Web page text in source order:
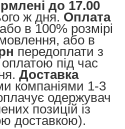
до 17.00
ж дня. Оплата
в 100% розмірі
або в
передоплати з
під час
Доставка
компаніями 1-3
одержувач
позицій із
доставкою).